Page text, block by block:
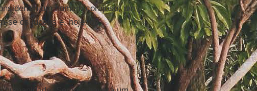
um homem corajoso, um
se os judeus e, hoje, os